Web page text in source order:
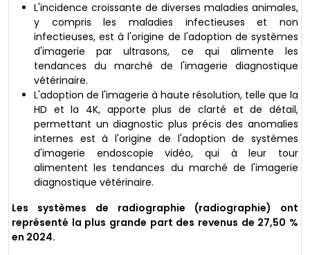
L'incidence croissante de diverses maladies animales,
y compris les maladies infectieuses et non
infectieuses, est à l'origine de l'adoption de systèmes
d'imagerie par ultrasons, ce qui alimente les
tendances du marché de l'imagerie diagnostique
vétérinaire.
L'adoption de l'imagerie à haute résolution, telle que la
HD et la 4K, apporte plus de clarté et de détail,
permettant un diagnostic plus précis des anomalies
internes est à l'origine de l'adoption de systèmes
d'imagerie endoscopie vidéo, qui à leur tour
alimentent les tendances du marché de l'imagerie
diagnostique vétérinaire.
Les systèmes de radiographie (radiographie) ont
représenté la plus grande part des revenus de 27,50 %
en 2024.